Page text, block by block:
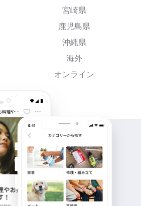
宮崎県
鹿児島県
沖縄県
海外
オンライン